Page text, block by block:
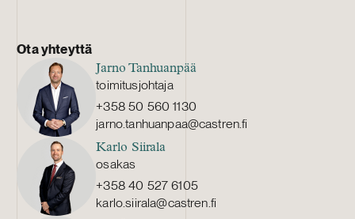
Ota yhteyttä
Jarno Tanhuanpää
toimitusjohtaja
+358 50 560 1130
jarno.tanhuanpaa@castren.fi
Karlo Siirala
osakas
+358 40 527 6105
karlo.siirala@castren.fi